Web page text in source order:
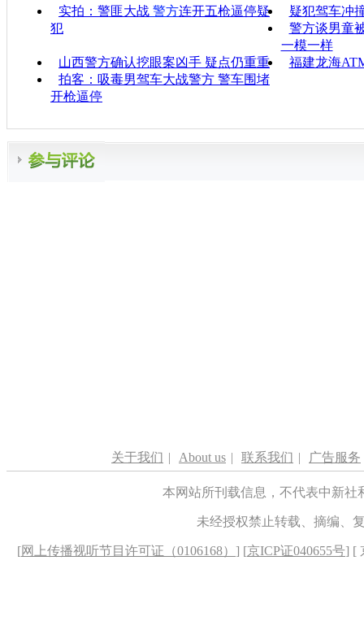
实拍：警匪大战 警方连开五枪逼停疑
犯
疑犯驾车冲
警方谈男童
一模一样
山西警方确认挖眼案凶手 疑点仍重重
福建龙海
拍客：吸毒男驾车大战警方 警车围堵
开枪逼停
关于我们 | About us | 联系我们 | 广告服务
本网站所刊载信息，不代表中新
未经授权禁止转载、摘编、
[网上传播视听节目许可证（0106168） ] [京ICP证040655号] [